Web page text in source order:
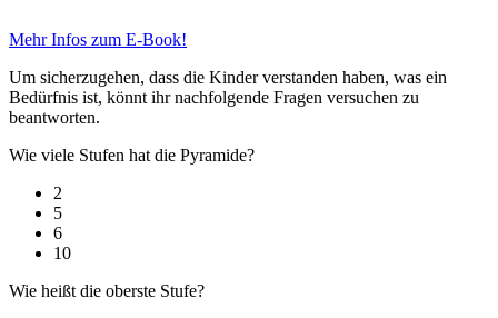
Mehr Infos zum E-Book!
Um sicherzugehen, dass die Kinder verstanden haben, was ein
Bedürfnis ist, könnt ihr nachfolgende Fragen versuchen zu
beantworten.
Wie viele Stufen hat die Pyramide?
2
5
6
10
Wie heißt die oberste Stufe?